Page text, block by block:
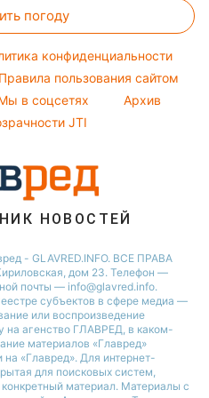
погоду
конфиденциальности
Правила пользования сайтом
в соцсетях
Архив
JTI
НОВОСТЕЙ
- GLAVRED.INFO. ВСЕ ПРАВА
дом 23. Телефон —
почты — info@glavred.info.
cубъектов в сфере медиа —
или воспроизведение
агенство ГЛАВРЕД, в каком-
материалов «Главред»
«Главред». Для интернет-
для поисковых систем,
материал. Материалы с